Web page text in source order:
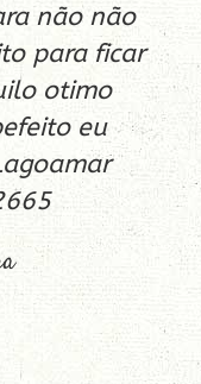
não não
para ficar
otimo
eu